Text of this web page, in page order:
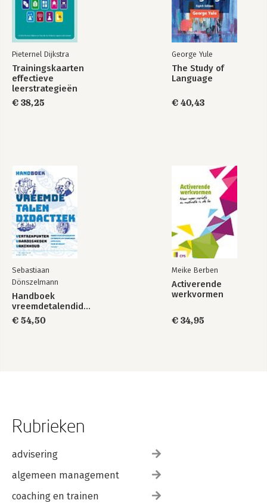
Pieternel Dijkstra
Trainingskaarten
effectieve
leerstrategieën
€ 38,25
George Yule
The Study of
Language
€ 40,43
Sebastiaan
Dönszelmann
Handboek
vreemdetalendidactiek
€ 54,50
Meike Berben
Activerende
werkvormen
€ 34,95
Rubrieken
advisering
algemeen management
coaching en trainen